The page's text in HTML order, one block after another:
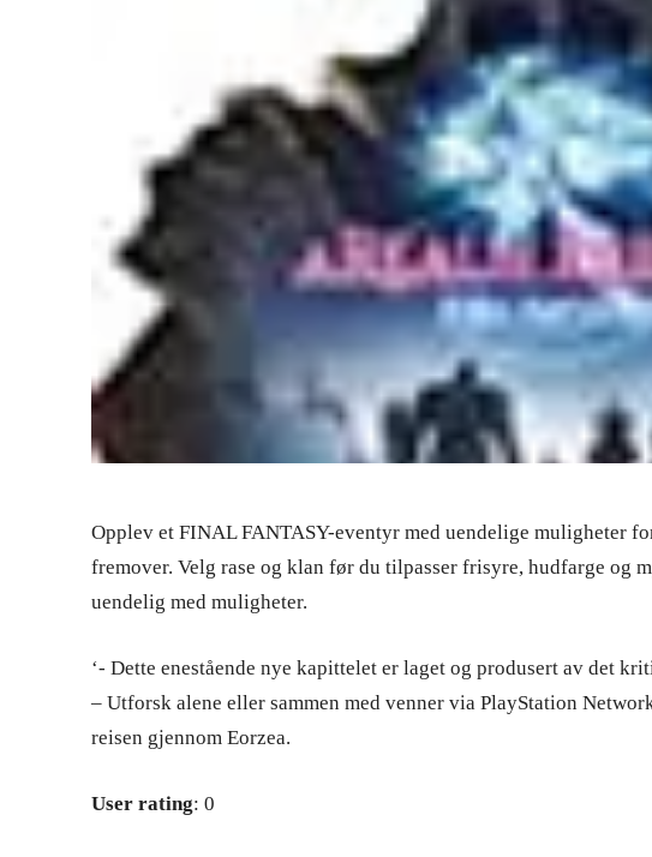
Opplev et FINAL FANTASY-eventyr med uendelige muligheter
fremover. Velg rase og klan før du tilpasser frisyre, hudfarge og
uendelig med muligheter.
‘- Dette enestående nye kapittelet er laget og produsert av det
– Utforsk alene eller sammen med venner via PlayStation
reisen gjennom Eorzea.
User rating: 0